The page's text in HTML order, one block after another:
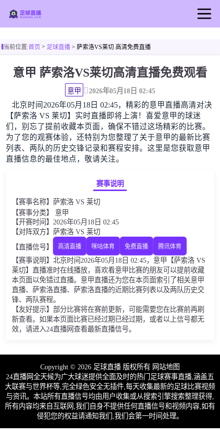
篮球直播
足球新闻
当前位置:首页> 足球直播> 萨索洛VS莱切 高清免费直播
意甲 萨索洛VS莱切高清直播免费观看
意甲 2026年05月18日 02:45
北京时间2026年05月18日 02:45，精彩的意甲直播高清对决
【萨索洛 VS 莱切】实时直播即将上演！喜爱意甲的球迷
们，别忘了提前收藏本页面，确保不错过这场精彩的比赛。
为了您的观赛体验，还特别为您整理了关于意甲的最新比赛
列表、两队的历史交锋记录和赛程安排。这里是您获取意甲
直播信息的最佳地点，敬请关注。
赛事说明
【赛事名称】萨索洛 VS 莱切
【赛事分类】 意甲
【开赛时间】2026年05月18日 02:45
【对阵双方】萨索洛 VS 莱切
【直播信号】
高清直播 咪咕体育 免费直播 腾讯体育
【赛事说明】北京时间2026年05月18日 02:45，意甲【萨索洛 VS
莱切】直播准时在线播放，喜欢看意甲比赛的朋友可以提前收藏
本页面以免错过直播。意甲直播还为您在本页面索引了相关意甲
直播、萨索洛直播、萨索洛直播的近期比赛列表以及两队历史交
锋、两队赛程。
【友好提示】部分比赛将在赛前更新，可能需要您在比赛前再刷
新查看。如果本页面比赛已经过期已经过期，或者以上信号都无
效，请进入24直播网查看最新直播信号。
Copyright © 2026 足球直播 版权所有 网站地图
24直播网全天候为广大球迷提供全面及时的热门足球赛事直播,涵盖五
大联赛与世界杯等,完全绿色安全无插件,每天收集最新的足球比赛视频
与资讯。本站所有直播信号均由用户收集或从搜索引擎搜索整理获得,
所有内容均来自互联网,我们自身不提供任何直播信号和视频内容,如有
侵犯您的权益请通知我们,我们会第一时间处理。